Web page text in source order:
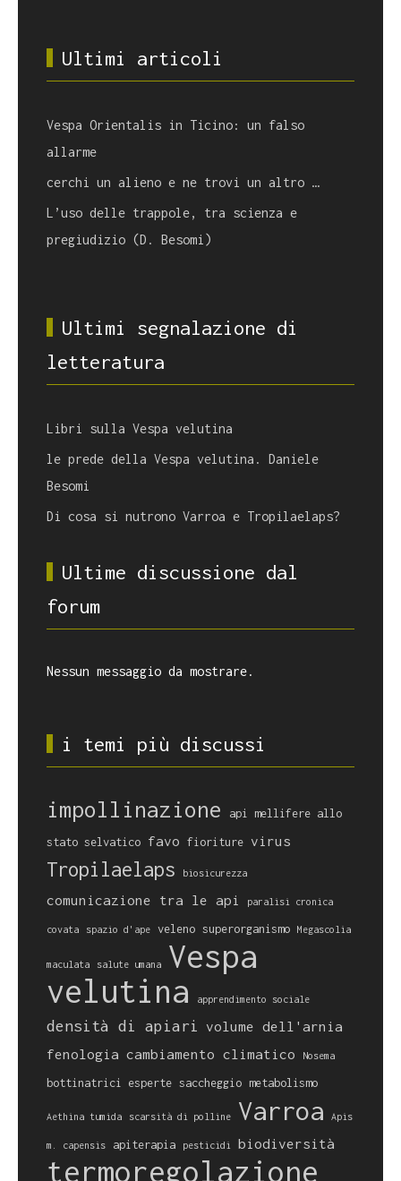
Ultimi articoli
Vespa Orientalis in Ticino: un falso
allarme
cerchi un alieno e ne trovi un altro …
L’uso delle trappole, tra scienza e
pregiudizio (D. Besomi)
Ultimi segnalazione di
letteratura
Libri sulla Vespa velutina
le prede della Vespa velutina. Daniele
Besomi
Di cosa si nutrono Varroa e Tropilaelaps?
Ultime discussione dal
forum
Nessun messaggio da mostrare.
i temi più discussi
impollinazione api mellifere allo
stato selvatico favo fioriture virus
Tropilaelaps biosicurezza
comunicazione tra le api paralisi cronica
covata spazio d'ape veleno superorganismo Megascolia
maculata salute umana
Vespa
velutina
apprendimento sociale
densità di apiari
volume dell'arnia
fenologia cambiamento climatico Nosema
bottinatrici esperte saccheggio metabolismo
Aethina tumida scarsità di polline Varroa Apis
m. capensis apiterapia pesticidi biodiversità
termoregolazione